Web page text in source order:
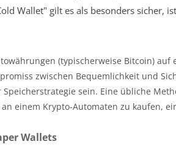
Wallet" gilt es als besonders sicher,
(typischerweise Bitcoin) auf
zwischen Bequemlichkeit und
sein. Eine übliche
einem Krypto-Automaten zu kaufen,
Wallets